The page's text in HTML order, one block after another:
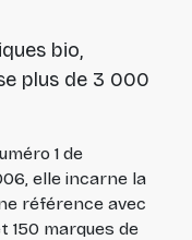
bio,
plus de 3 000
1 de
elle incarne la
référence avec
150 marques de